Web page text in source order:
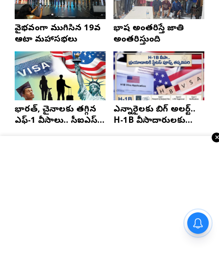
వైభవంగా ముగిసిన 19వ
ఆటా మహాసభలు
భాష అంతరిస్తే జాతి
అంతరిస్తుంది
భారత్, చైనాలకు తగ్గిన
ఎఫ్-1 వీసాలు.. సీఐఎస్
ఎన్నారైలకు బిగ్ అలర్ట్..
H-1B వీసాదారులకు